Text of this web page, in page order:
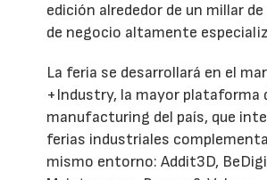
edición alrededor de un millar
de negocio altamente
La feria se desarrollará en el
+Industry, la mayor plataforma
manufacturing del país, que
ferias industriales
mismo entorno: Addit3D,